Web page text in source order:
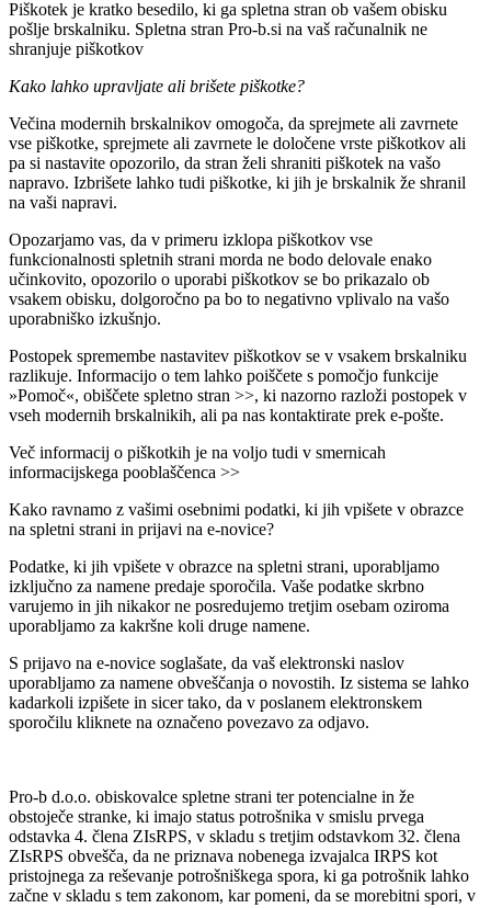
Piškotek je kratko besedilo, ki ga spletna stran ob vašem obisku
pošlje brskalniku. Spletna stran Pro-b.si na vaš računalnik ne
shranjuje piškotkov
Kako lahko upravljate ali brišete piškotke?
Večina modernih brskalnikov omogoča, da sprejmete ali zavrnete
vse piškotke, sprejmete ali zavrnete le določene vrste piškotkov ali
pa si nastavite opozorilo, da stran želi shraniti piškotek na vašo
napravo. Izbrišete lahko tudi piškotke, ki jih je brskalnik že shranil
na vaši napravi.
Opozarjamo vas, da v primeru izklopa piškotkov vse
funkcionalnosti spletnih strani morda ne bodo delovale enako
učinkovito, opozorilo o uporabi piškotkov se bo prikazalo ob
vsakem obisku, dolgoročno pa bo to negativno vplivalo na vašo
uporabniško izkušnjo.
Postopek spremembe nastavitev piškotkov se v vsakem brskalniku
razlikuje. Informacijo o tem lahko poiščete s pomočjo funkcije
»Pomoč«, obiščete spletno stran >>, ki nazorno razloži postopek v
vseh modernih brskalnikih, ali pa nas kontaktirate prek e-pošte.
Več informacij o piškotkih je na voljo tudi v smernicah
informacijskega pooblaščenca >>
Kako ravnamo z vašimi osebnimi podatki, ki jih vpišete v obrazce
na spletni strani in prijavi na e-novice?
Podatke, ki jih vpišete v obrazce na spletni strani, uporabljamo
izključno za namene predaje sporočila. Vaše podatke skrbno
varujemo in jih nikakor ne posredujemo tretjim osebam oziroma
uporabljamo za kakršne koli druge namene.
S prijavo na e-novice soglašate, da vaš elektronski naslov
uporabljamo za namene obveščanja o novostih. Iz sistema se lahko
kadarkoli izpišete in sicer tako, da v poslanem elektronskem
sporočilu kliknete na označeno povezavo za odjavo.
Pro-b d.o.o. obiskovalce spletne strani ter potencialne in že
obstoječe stranke, ki imajo status potrošnika v smislu prvega
odstavka 4. člena ZIsRPS, v skladu s tretjim odstavkom 32. člena
ZIsRPS obvešča, da ne priznava nobenega izvajalca IRPS kot
pristojnega za reševanje potrošniškega spora, ki ga potrošnik lahko
začne v skladu s tem zakonom, kar pomeni, da se morebitni spori, v